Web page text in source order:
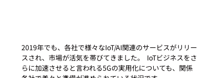
2019年でも、各社で様々なIoT/AI関連のサービスがリリー
スされ、市場が活気を帯びてきました。  IoTビジネスをさ
らに加速させると言われる5Gの実用化についても、関係